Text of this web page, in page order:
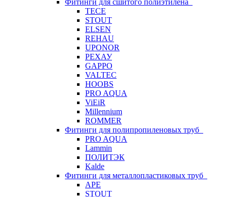
Фитинги для сшитого полиэтилена
TECE
STOUT
ELSEN
REHAU
UPONOR
РЕХАУ
GAPPO
VALTEC
HOOBS
PRO AQUA
ViEiR
Millennium
ROMMER
Фитинги для полипропиленовых труб
PRO AQUA
Lammin
ПОЛИТЭК
Kalde
Фитинги для металлопластиковых труб
APE
STOUT